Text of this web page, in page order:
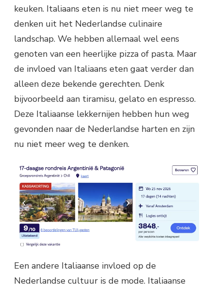
keuken. Italiaans eten is nu niet meer weg te
denken uit het Nederlandse culinaire
landschap. We hebben allemaal wel eens
genoten van een heerlijke pizza of pasta. Maar
de invloed van Italiaans eten gaat verder dan
alleen deze bekende gerechten. Denk
bijvoorbeeld aan tiramisu, gelato en espresso.
Deze Italiaanse lekkernijen hebben hun weg
gevonden naar de Nederlandse harten en zijn
nu niet meer weg te denken.
Een andere Italiaanse invloed op de
Nederlandse cultuur is de mode. Italiaanse